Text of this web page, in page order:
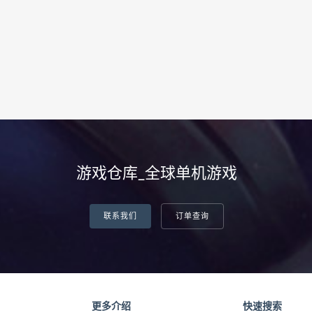
游戏仓库_全球单机游戏
联系我们 订单查询
更多介绍 快速搜索